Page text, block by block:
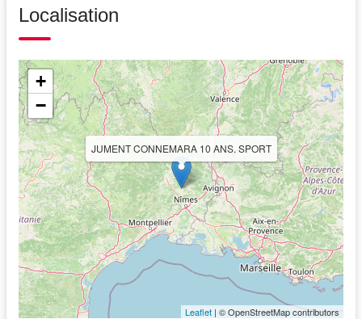
Localisation
JUMENT CONNEMARA 10 ANS. SPORT
+
−
Leaflet | © OpenStreetMap contributors